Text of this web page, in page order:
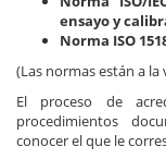
ensayo y
Norma ISO
(Las normas están a la
El proceso de
procedimientos
conocer el que le